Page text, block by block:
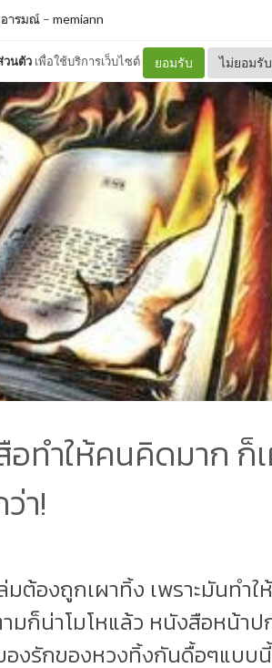
วนตัว เพื่อใช้บริการเว็บไซต์ ยอมรับ ไม่ยอมรับ
อารมณ์ – memiann
อทำให้คนคิดมาก ก็
า!
มต้องถูกเผาทิ้ง เพราะมันทำใ
มก็น่าโมโหแล้ว หนังสือหน้า
ของรักของหวงทิ้งกันดื้อๆแบบ